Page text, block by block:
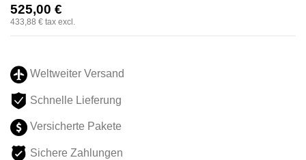
525,00 €
433,88 € tax excl.
Weltweiter Versand
Schnelle Lieferung
Versicherte Pakete
Sichere Zahlungen